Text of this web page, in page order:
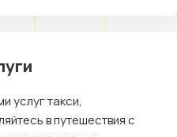
услуг такси,
в путешествия с